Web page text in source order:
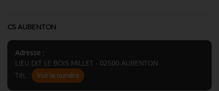
CS AUBENTON
Adresse :
LIEU DIT LE BOIS MILLET - 02500 AUBENTON
Tél. :
Voir le numéro